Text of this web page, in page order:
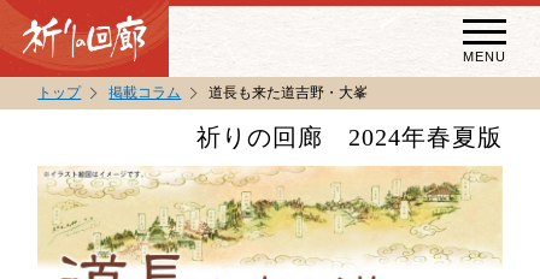
MENU
秘宝・秘仏特別開帳
特別講話（スペシャルインタビュー）
祈りの回廊コラム
トップ 掲載コラム 道長も来た道吉野・大峯
祈りの回廊 2024年春夏版